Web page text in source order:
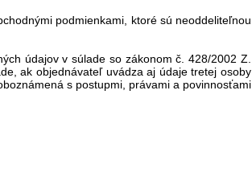
podmienkami, ktoré sú neoddeliteľnou
údajov v súlade so zákonom č. 428/2002 Z.
ak objednávateľ uvádza aj údaje tretej osoby
s postupmi, právami a povinnosťami